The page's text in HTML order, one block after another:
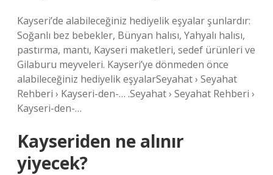
Kayseri’de alabileceğiniz hediyelik eşyalar şunlardır:
Soğanlı bez bebekler, Bünyan halısı, Yahyalı halısı,
pastırma, mantı, Kayseri maketleri, sedef ürünleri ve
Gilaburu meyveleri. Kayseri’ye dönmeden önce
alabileceğiniz hediyelik eşyalarSeyahat › Seyahat
Rehberi › Kayseri-den-… .Seyahat › Seyahat Rehberi ›
Kayseri-den-…
Kayseriden ne alınır
yiyecek?